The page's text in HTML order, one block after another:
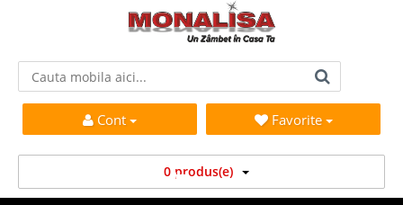
Cont Favorite
0 produs(e)